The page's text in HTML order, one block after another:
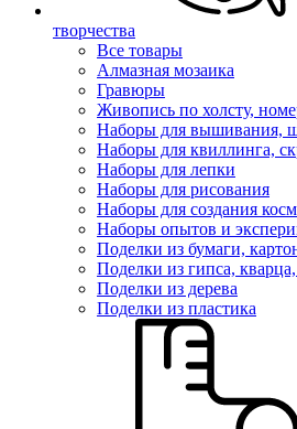
творчества
Все товары
Алмазная мозаика
Гравюры
Живопись по холсту,
Наборы для вышивания,
Наборы для квиллинга,
Наборы для лепки
Наборы для рисования
Наборы для создания
Наборы опытов и
Поделки из бумаги,
Поделки из гипса, кварца,
Поделки из дерева
Поделки из пластика